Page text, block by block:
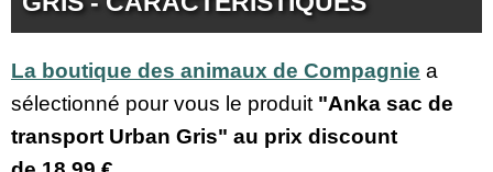
La boutique des animaux de Compagnie a
sélectionné pour vous le produit "Anka sac de
transport Urban Gris" au prix discount